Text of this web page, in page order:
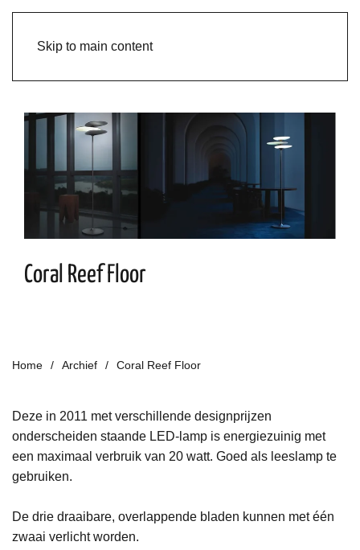
Skip to main content
Coral Reef Floor
Home Archief Coral Reef Floor
Deze in 2011 met verschillende designprijzen
onderscheiden staande LED-lamp is energiezuinig met
een maximaal verbruik van 20 watt. Goed als leeslamp te
gebruiken.
De drie draaibare, overlappende bladen kunnen met één
zwaai verlicht worden.